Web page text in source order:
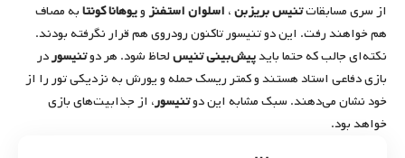
از سری مسابقاتتنیس بریزبن، اسلوان استفنزویوهانا کونتابه مصاف
هم خواهند رفت. این دو تنیسور تاکنون رودروی هم قرار نگرفته بودند.
نکته‌ای جالب که حتما بایدپیش‌بینی تنیسلحاظ شود. هر دوتنیسوردر
بازی دفاعی استاد هستند و کمتر ریسک حمله و یورش به نزدیکی تور را از
خود نشان می‌دهند. سبک مشابه این دوتنیسور، از جذابیت‌های بازی
خواهد بود.